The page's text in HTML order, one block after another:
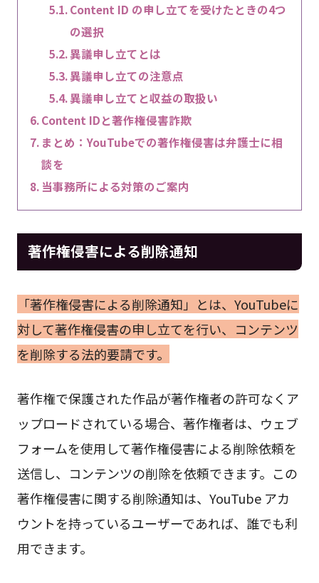
Content ID の申し立てを受けたときの4つ
の選択
異議申し立てとは
異議申し立ての注意点
異議申し立てと収益の取扱い
Content IDと著作権侵害詐欺
まとめ：YouTubeでの著作権侵害は弁護士に相
談を
当事務所による対策のご案内
著作権侵害による削除通知
「著作権侵害による削除通知」とは、YouTubeに
対して著作権侵害の申し立てを行い、コンテンツ
を削除する法的要請です。
著作権で保護された作品が著作権者の許可なくア
ップロードされている場合、著作権者は、ウェブ
フォームを使用して著作権侵害による削除依頼を
送信し、コンテンツの削除を依頼できます。この
著作権侵害に関する削除通知は、YouTube アカ
ウントを持っているユーザーであれば、誰でも利
用できます。